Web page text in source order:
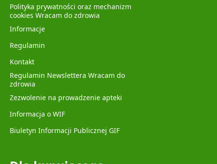
Polityka prywatności oraz mechanizm
cookies Wracam do zdrowia
Informacje
Regulamin
Kontakt
Regulamin Newslettera Wracam do
zdrowia
Zezwolenie na prowadzenie apteki
Informacja o WIF
Biuletyn Informacji Publicznej GIF